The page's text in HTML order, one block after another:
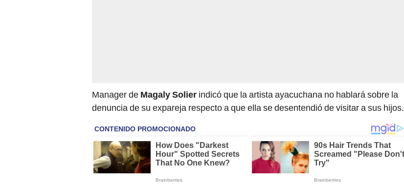
Manager de Magaly Solier indicó que la artista ayacuchana no hablará sobre la
denuncia de su expareja respecto a que ella se desentendió de visitar a sus hijos.